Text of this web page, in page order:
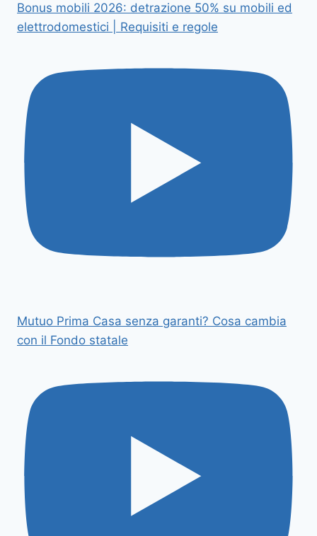
Bonus mobili 2026: detrazione 50% su mobili ed
elettrodomestici | Requisiti e regole
Mutuo Prima Casa senza garanti? Cosa cambia
con il Fondo statale